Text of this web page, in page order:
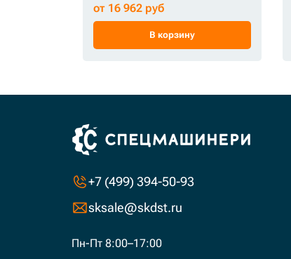
от 16 962 руб
В корзину
+7 (499) 394-50-93
sksale@skdst.ru
Пн-Пт 8:00–17:00